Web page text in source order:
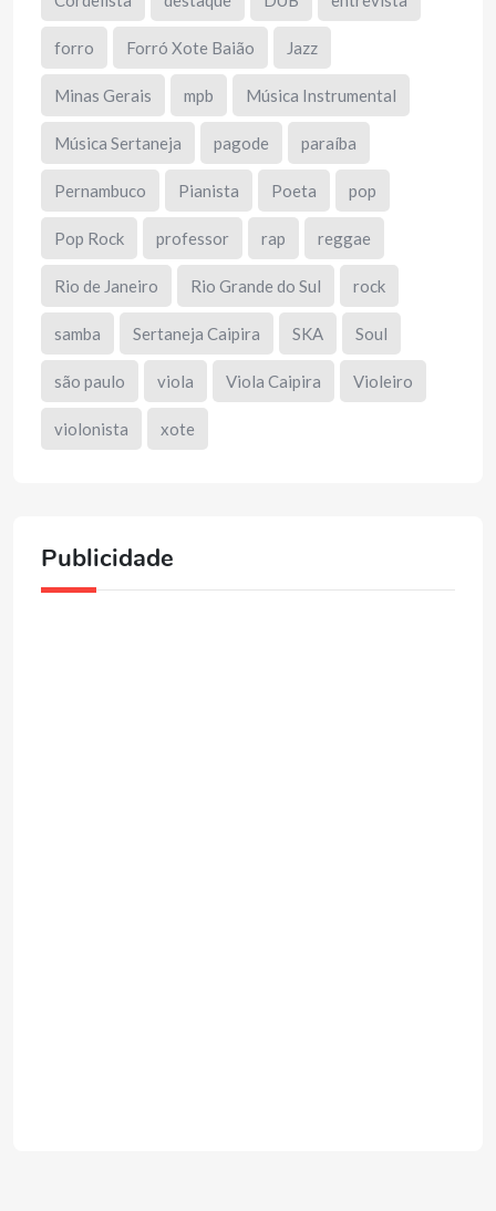
forro Forró Xote Baião Jazz
Minas Gerais mpb Música Instrumental
Música Sertaneja pagode paraíba
Pernambuco Pianista Poeta pop
Pop Rock professor rap reggae
Rio de Janeiro Rio Grande do Sul rock
samba Sertaneja Caipira SKA Soul
são paulo viola Viola Caipira Violeiro
violonista xote
Publicidade